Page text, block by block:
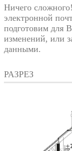
Ничего
электронной
подготовим для
изменений, или
данными.
РАЗРЕЗ